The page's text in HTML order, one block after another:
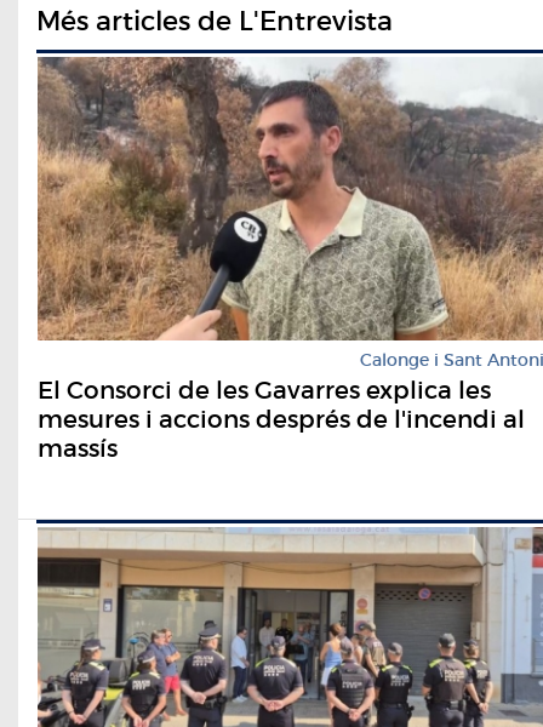
Més articles de L'Entrevista
Calonge i Sant Antoni
El Consorci de les Gavarres explica les
mesures i accions després de l'incendi al
massís